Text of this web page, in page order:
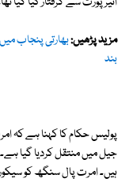
مزید پڑھیں:
بند
پولیس حکام کا کہنا ہے کہ
ہیں۔ امرت پال سنگھ کو